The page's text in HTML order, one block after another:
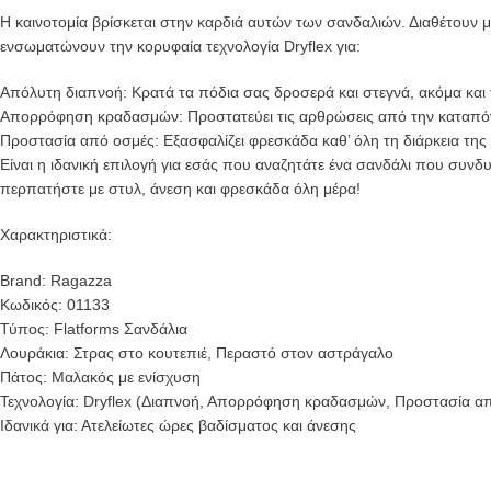
Η καινοτομία βρίσκεται στην καρδιά αυτών των σανδαλιών.
ενσωματώνουν την κορυφαία τεχνολογία Dryflex για:
Απόλυτη διαπνοή: Κρατά τα πόδια σας δροσερά και στεγνά, ακόμα και
Απορρόφηση κραδασμών: Προστατεύει τις αρθρώσεις από την
Προστασία από οσμές: Εξασφαλίζει φρεσκάδα καθ’ όλη τη διάρκεια της
Είναι η ιδανική επιλογή για εσάς που αναζητάτε ένα σανδάλι που
περπατήστε με στυλ, άνεση και φρεσκάδα όλη μέρα!
Χαρακτηριστικά:
Brand: Ragazza
Κωδικός: 01133
Τύπος: Flatforms Σανδάλια
Λουράκια: Στρας στο κουτεπιέ, Περαστό στον αστράγαλο
Πάτος: Μαλακός με ενίσχυση
Τεχνολογία: Dryflex (Διαπνοή, Απορρόφηση κραδασμών, Προστασία
Ιδανικά για: Ατελείωτες ώρες βαδίσματος και άνεσης